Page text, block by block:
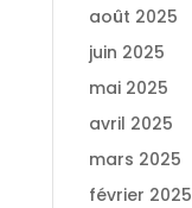
août 2025
juin 2025
mai 2025
avril 2025
mars 2025
février 2025